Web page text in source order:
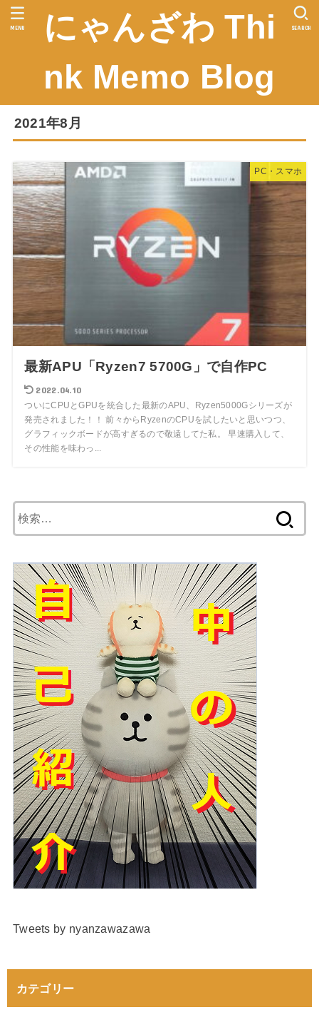
にゃんざわ Thi
nk Memo Blog
SEARCH
MENU
2021年8月
PC・スマホ
最新APU「Ryzen7 5700G」で自作PC
2022.04.10
ついにCPUとGPUを統合した最新のAPU、Ryzen5000Gシリーズが
発売されました！！ 前々からRyzenのCPUを試したいと思いつつ、
グラフィックボードが高すぎるので敬遠してた私。 早速購入して、
その性能を味わっ...
索:
Tweets by nyanzawazawa
カテゴリー